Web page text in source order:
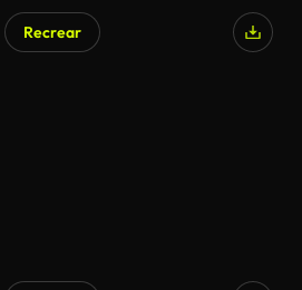
Recrear